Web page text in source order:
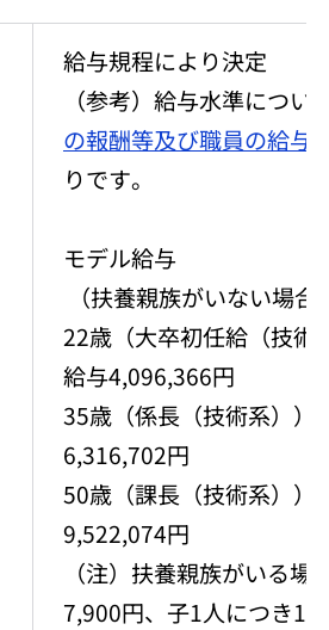
給与規程により決定
（参考）給与水準につい
の報酬等及び職員の給与
りです。
モデル給与
（扶養親族がいない場合
22歳（大卒初任給（技術
給与4,096,366円
35歳（係長（技術系））
6,316,702円
50歳（課長（技術系））
9,522,074円
（注）扶養親族がいる
7,900円、子1人につき